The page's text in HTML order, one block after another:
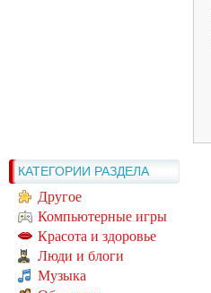
КАТЕГОРИИ РАЗДЕЛА
Другое
Компьютерные игры
Красота и здоровье
Люди и блоги
Музыка